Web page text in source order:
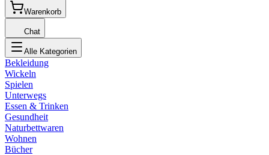
Warenkorb
Chat
Alle Kategorien
Bekleidung
Wickeln
Spielen
Unterwegs
Essen & Trinken
Gesundheit
Naturbettwaren
Wohnen
Bücher